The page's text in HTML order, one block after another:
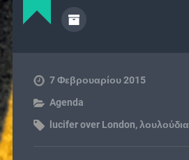
7 Φεβρουαρίου 2015
Agenda
lucifer over London, λουλούδια